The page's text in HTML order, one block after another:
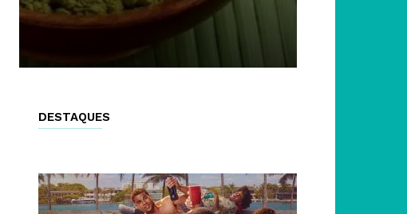
DESTAQUES